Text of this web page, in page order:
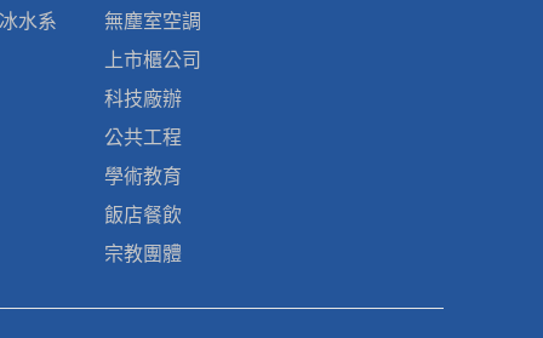
水系
無塵室空調
上市櫃公司
科技廠辦
公共工程
學術教育
飯店餐飲
宗教團體